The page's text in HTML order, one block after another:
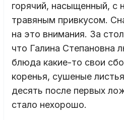
горячий, насыщенный, с
травяным привкусом.
на это внимания. За
что Галина Степановна
блюда какие-то свои
коренья, сушеные
десять после первых
стало нехорошо.